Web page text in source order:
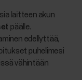
laitteen akun
päälle.
edellyttää,
puhelimesi
vähintään